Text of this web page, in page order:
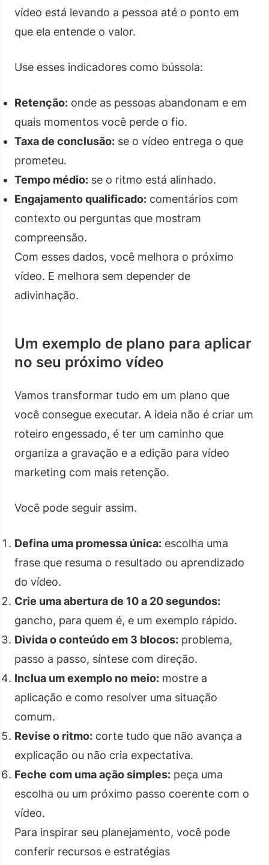
vídeo está levando a pessoa até o ponto em
que ela entende o valor.
Use esses indicadores como bússola:
Retenção: onde as pessoas abandonam e em
quais momentos você perde o fio.
Taxa de conclusão: se o vídeo entrega o que
prometeu.
Tempo médio: se o ritmo está alinhado.
Engajamento qualificado: comentários com
contexto ou perguntas que mostram
compreensão.
Com esses dados, você melhora o próximo
vídeo. E melhora sem depender de
adivinhação.
Um exemplo de plano para aplicar
no seu próximo vídeo
Vamos transformar tudo em um plano que
você consegue executar. A ideia não é criar um
roteiro engessado, é ter um caminho que
organiza a gravação e a edição para vídeo
marketing com mais retenção.
Você pode seguir assim.
Defina uma promessa única: escolha uma
frase que resuma o resultado ou aprendizado
do vídeo.
Crie uma abertura de 10 a 20 segundos:
gancho, para quem é, e um exemplo rápido.
Divida o conteúdo em 3 blocos: problema,
passo a passo, síntese com direção.
Inclua um exemplo no meio: mostre a
aplicação e como resolver uma situação
comum.
Revise o ritmo: corte tudo que não avança a
explicação ou não cria expectativa.
Feche com uma ação simples: peça uma
escolha ou um próximo passo coerente com o
vídeo.
Para inspirar seu planejamento, você pode
conferir recursos e estratégias